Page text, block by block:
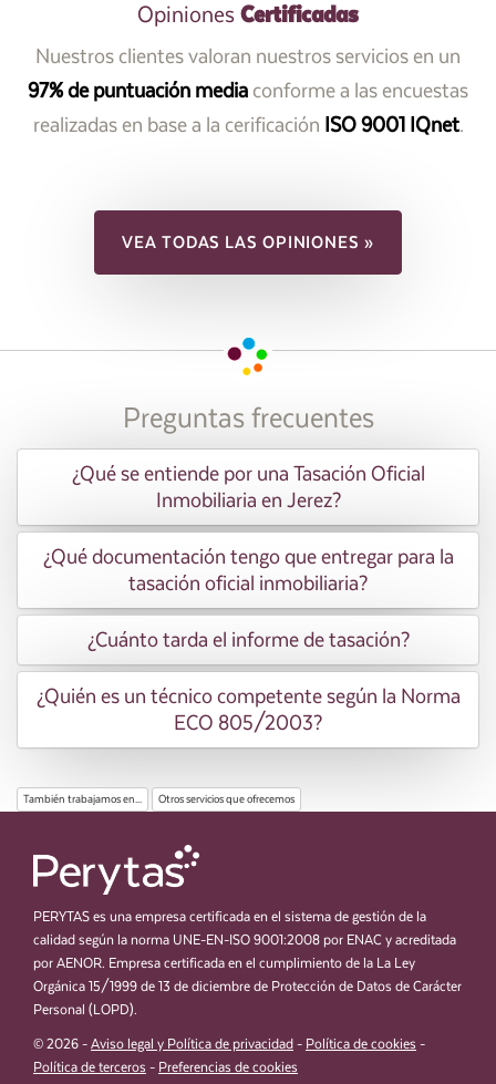
Opiniones Certificadas
Nuestros clientes valoran nuestros servicios en un
97% de puntuación mediaconforme a las encuestas
realizadas en base a la cerificación ISO 9001 IQnet.
VEA TODAS LAS OPINIONES »
Preguntas frecuentes
¿Qué se entiende por una Tasación Oficial
Inmobiliaria en Jerez?
¿Qué documentación tengo que entregar para la
tasación oficial inmobiliaria?
¿Cuánto tarda el informe de tasación?
¿Quién es un técnico competente según la Norma
ECO 805/2003?
También trabajamos en... Otros servicios que ofrecemos
PERYTAS es una empresa certificada en el sistema de gestión de la
calidad según la norma UNE-EN-ISO 9001:2008 por ENAC y acreditada
por AENOR. Empresa certificada en el cumplimiento de la La Ley
Orgánica 15/1999 de 13 de diciembre de Protección de Datos de Carácter
Personal (LOPD).
© 2026 - Aviso legal y Política de privacidad - Política de cookies -
Política de terceros - Preferencias de cookies